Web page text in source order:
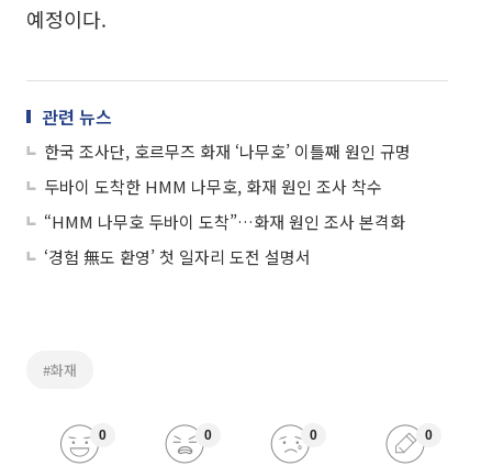
예정이다.
관련 뉴스
한국 조사단, 호르무즈 화재 ‘나무호’ 이틀째 원인 규명
두바이 도착한 HMM 나무호, 화재 원인 조사 착수
“HMM 나무호 두바이 도착”…화재 원인 조사 본격화
‘경험 無도 환영’ 첫 일자리 도전 설명서
#화재
0 0 0 0